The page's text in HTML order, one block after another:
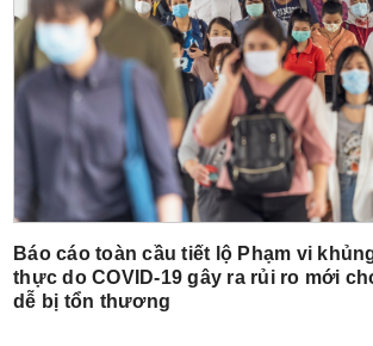
Báo cáo toàn cầu tiết lộ Phạm vi
thực do COVID-19 gây ra rủi ro mới
dễ bị tổn thương